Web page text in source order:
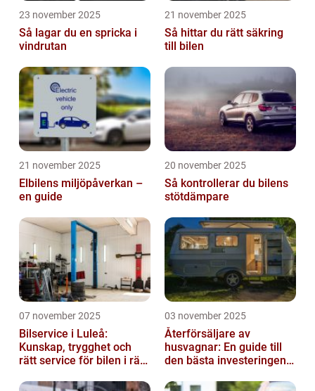
23 november 2025
Så lagar du en spricka i
vindrutan
21 november 2025
Så hittar du rätt säkring
till bilen
21 november 2025
Elbilens miljöpåverkan –
en guide
20 november 2025
Så kontrollerar du bilens
stötdämpare
07 november 2025
Bilservice i Luleå:
Kunskap, trygghet och
rätt service för bilen i rätt
03 november 2025
Återförsäljare av
husvagnar: En guide till
den bästa investeringen